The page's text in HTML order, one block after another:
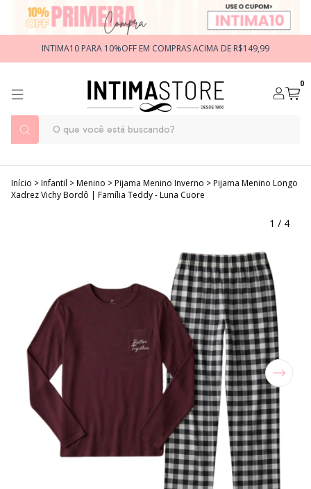
INTIMA10 PARA 10%OFF EM COMPRAS ACIMA DE R$149,99
0
Início >Infantil >Menino >Pijama Menino Inverno >Pijama Menino Longo
Xadrez Vichy Bordô | Família Teddy - Luna Cuore
1 / 4